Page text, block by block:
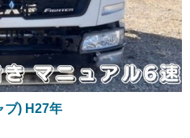
ブ) H27年